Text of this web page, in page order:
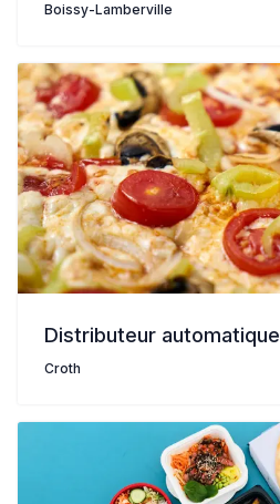
Boissy-Lamberville
Distributeur
Croth